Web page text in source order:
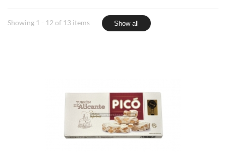
Showing 1 - 12 of 13 items Show all